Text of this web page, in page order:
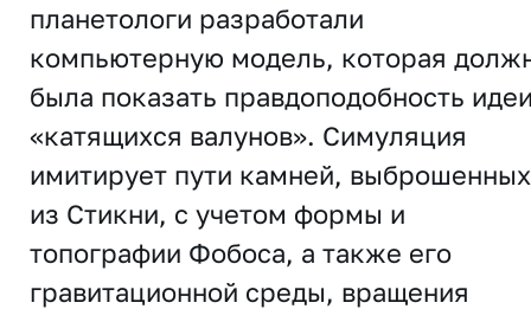
планетологи разработали
компьютерную модель, которая
была показать правдоподобность
«катящихся валунов». Симуляция
имитирует пути камней, выброшенных
из Стикни, с учетом формы и
топографии Фобоса, а также его
гравитационной среды, вращения